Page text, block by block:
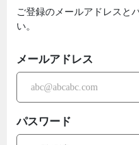
ご登録のメールアドレスと
い。
メールアドレス
パスワード